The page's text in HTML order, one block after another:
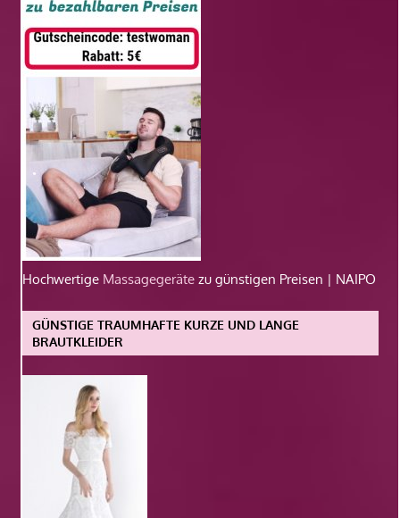
Hochwertige Massagegeräte zu günstigen Preisen | NAIPO
GÜNSTIGE TRAUMHAFTE KURZE UND LANGE
BRAUTKLEIDER